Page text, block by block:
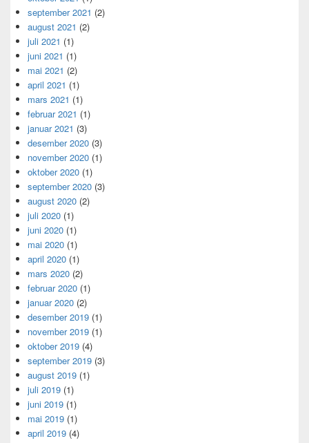
september 2021 (2)
august 2021 (2)
juli 2021 (1)
juni 2021 (1)
mai 2021 (2)
april 2021 (1)
mars 2021 (1)
februar 2021 (1)
januar 2021 (3)
desember 2020 (3)
november 2020 (1)
oktober 2020 (1)
september 2020 (3)
august 2020 (2)
juli 2020 (1)
juni 2020 (1)
mai 2020 (1)
april 2020 (1)
mars 2020 (2)
februar 2020 (1)
januar 2020 (2)
desember 2019 (1)
november 2019 (1)
oktober 2019 (4)
september 2019 (3)
august 2019 (1)
juli 2019 (1)
juni 2019 (1)
mai 2019 (1)
april 2019 (4)